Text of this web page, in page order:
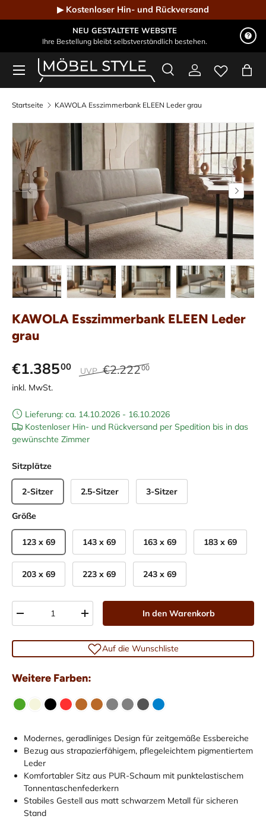
Direkt zum Inhalt
▶ Kostenloser Hin- und Rückversand
NEU GESTALTETE WEBSITE
Ihre Bestellung bleibt selbstverständlich bestehen.
Möbel Style - Der Online-Shop für Designmöbel
Suchen
SucheEinloggen
Menü
Startseite KAWOLA Esszimmerbank ELEEN Leder grau
Vorherige Nächste
Bild 1 in Galerieansicht laden
Bild 2 in Galerieansicht laden
Bild 3 in Galerieansicht laden
Bild 4 in Bild 5
KAWOLA Esszimmerbank ELEEN Leder
grau
€1.38500 UVP €2.22200
inkl. MwSt.
Lieferung: ca. 14.10.2026 - 16.10.2026
Kostenloser Hin- und Rückversand per Spedition bis in das
gewünschte Zimmer
Sitzplätze
2-Sitzer 2.5-Sitzer 3-Sitzer
Größe
123 x 69 143 x 69 163 x 69 183 x 69
203 x 69 223 x 69 243 x 69
-
+ In den Warenkorb
Auf die Wunschliste
Weitere Farben:
Modernes, geradliniges Design für zeitgemäße Essbereiche
Bezug aus strapazierfähigem, pflegeleichtem pigmentiertem
Leder
Komfortabler Sitz aus PUR-Schaum mit punktelastischem
Tonnentaschenfederkern
Stabiles Gestell aus matt schwarzem Metall für sicheren
Stand